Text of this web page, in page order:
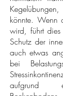
könnte. Wenn
wird, führt
Schutz der
auch etwas
bei
aufgrund